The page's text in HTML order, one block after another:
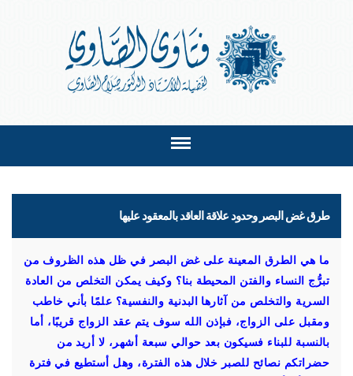
طرق غض البصر وحدود علاقة العاقد بالمعقود عليها
ما هي الطرق المعينة على غض البصر في ظل هذه الظروف من
تبرُّج النساء والفتن المحيطة بنا؟ وكيف يمكن التخلص من العادة
السرية والتخلص من آثارها البدنية والنفسية؟ علمًا بأني خاطب
ومقبل على الزواج، فبإذن الله سوف يتم عقد الزواج قريبًا، أما
بالنسبة للبناء فسيكون بعد حوالي سبعة أشهر، لا أريد من
حضراتكم نصائح للصبر خلال هذه الفترة، وهل أستطيع في فترة